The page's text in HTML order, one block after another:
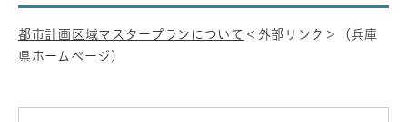
都市計画区域マスタープランについて ＜外部リンク＞
（兵庫
県ホームページ）